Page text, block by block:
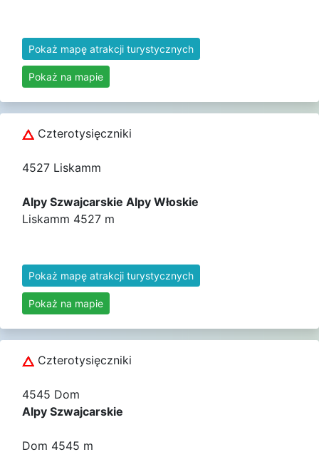
Pokaż mapę atrakcji turystycznych
Pokaż na mapie
Czterotysięczniki
4527 Liskamm
Alpy Szwajcarskie Alpy Włoskie
Liskamm 4527 m
Pokaż mapę atrakcji turystycznych
Pokaż na mapie
Czterotysięczniki
4545 Dom
Alpy Szwajcarskie
Dom 4545 m